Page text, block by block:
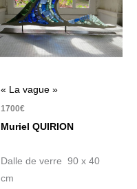
« La vague »
1700€
Muriel QUIRION
Dalle de verre 90 x 40
cm